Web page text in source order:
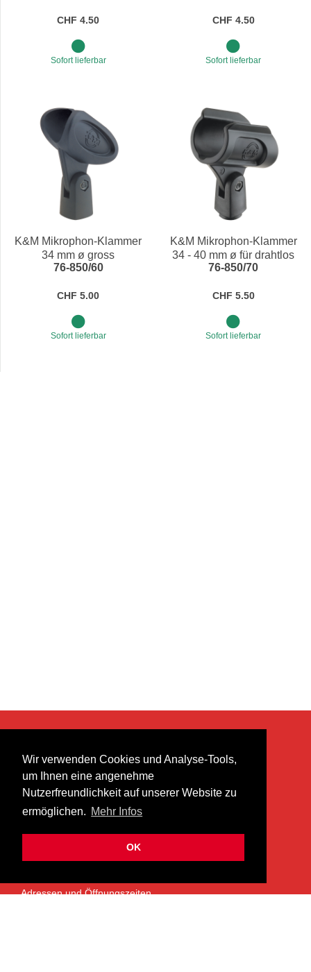
Wir verwenden Cookies und Analyse-Tools,
um Ihnen eine angenehme
Nutzerfreundlichkeit auf unserer Website zu
ermöglichen. Mehr Infos
OK
CHF 4.50
Sofort lieferbar
CHF 4.50
Sofort lieferbar
K&M Mikrophon-Klammer
34 mm ø gross
76-850/60
CHF 5.00
Sofort lieferbar
K&M Mikrophon-Klammer
34 - 40 mm ø für drahtlos
Mikrophone
76-850/70
CHF 5.50
Sofort lieferbar
heer musik ag
Lättenstrasse 35
8952 Schlieren
info@heermusic.com
ÜBER UNS
Adressen und Öffnungszeiten